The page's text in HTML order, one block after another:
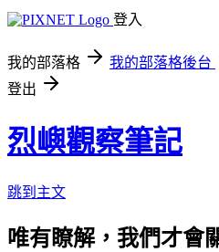
登入
我的部落格 我的部落格後台
登出
烈嶼觀察筆記
跳到主文
唯有瞭解，我們才會